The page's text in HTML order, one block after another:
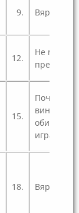
9. Вярно
12.
Не мога да
преценя
15.
Почти
винаги
обича да
играе с
18. Вярно